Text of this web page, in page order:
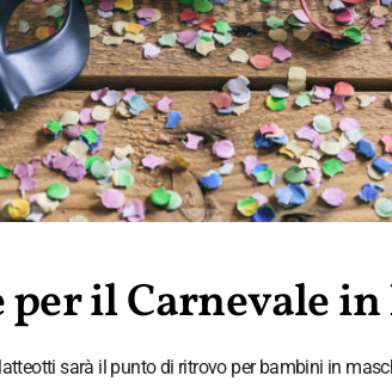
il Carnevale in
sarà il punto di ritrovo per bambini in